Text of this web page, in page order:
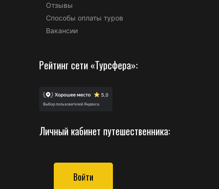
Отзывы
Способы оплаты туров
Вакансии
Рейтинг сети «Турсфера»:
Личный кабинет путешественника:
Войти